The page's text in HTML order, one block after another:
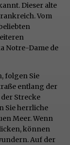
Dieser alte
Vom
Notre-Dame de
folgen Sie
entlang der
Strecke
Sie herrliche
Meer. Wenn
können
Auf der